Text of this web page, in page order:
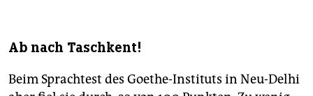
Ab nach Taschkent!
Beim Sprachtest des Goethe-Instituts in Neu-Delhi